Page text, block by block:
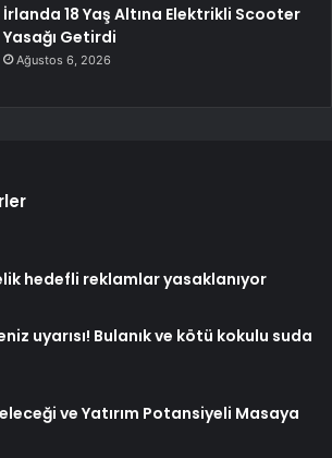
İrlanda 18 Yaş Altına Elektrikli Scooter
Yasağı Getirdi
Ağustos 6, 2026
hedefli reklamlar yasaklanıyor
uyarısı! Bulanık ve kötü kokulu suda
ve Yatırım Potansiyeli Masaya